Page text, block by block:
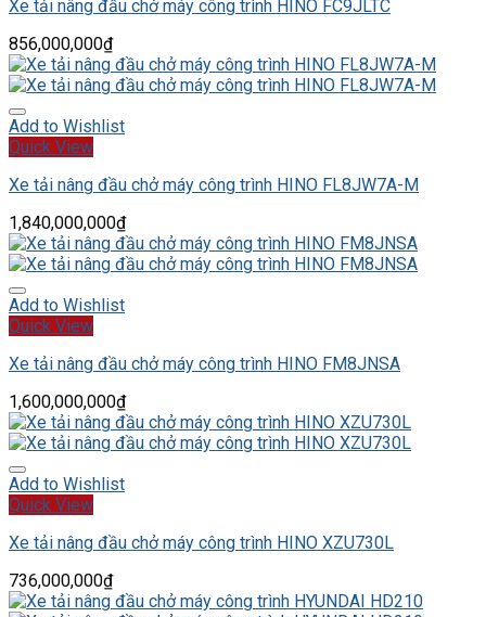
Xe tải nâng đầu chở máy công trình HINO FC9JLTC
856,000,000₫
Add to Wishlist
Quick View
Xe tải nâng đầu chở máy công trình HINO FL8JW7A-M
1,840,000,000₫
Add to Wishlist
Quick View
Xe tải nâng đầu chở máy công trình HINO FM8JNSA
1,600,000,000₫
Add to Wishlist
Quick View
Xe tải nâng đầu chở máy công trình HINO XZU730L
736,000,000₫